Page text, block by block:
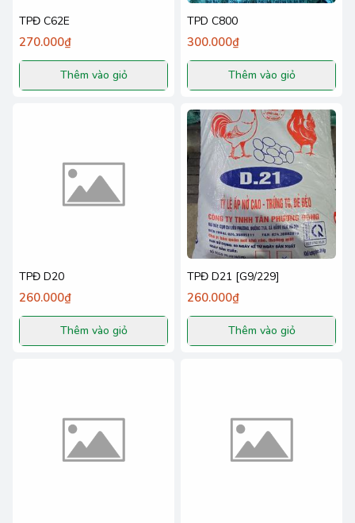
TPĐ C62E
270.000₫
Thêm vào giỏ
TPD C800
300.000₫
Thêm vào giỏ
TPĐ D20
260.000₫
Thêm vào giỏ
TPĐ D21 [G9/229]
260.000₫
Thêm vào giỏ